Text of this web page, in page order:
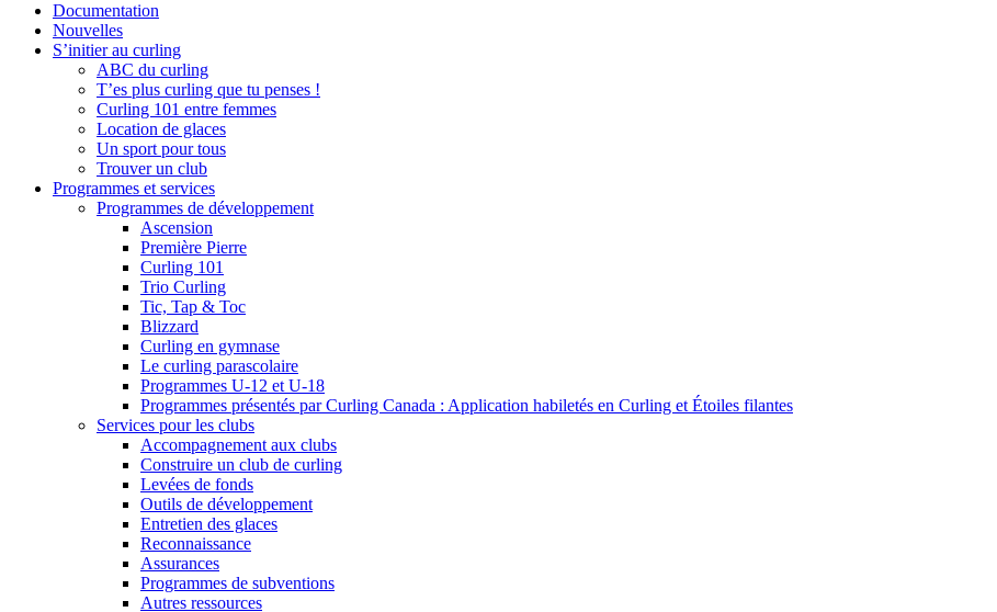
Documentation
Nouvelles
S’initier au curling
ABC du curling
T’es plus curling que tu penses !
Curling 101 entre femmes
Location de glaces
Un sport pour tous
Trouver un club
Programmes et services
Programmes de développement
Ascension
Première Pierre
Curling 101
Trio Curling
Tic, Tap & Toc
Blizzard
Curling en gymnase
Le curling parascolaire
Programmes U-12 et U-18
Programmes présentés par Curling Canada : Application habiletés en Curling et Étoiles filantes
Services pour les clubs
Accompagnement aux clubs
Construire un club de curling
Levées de fonds
Outils de développement
Entretien des glaces
Reconnaissance
Assurances
Programmes de subventions
Autres ressources